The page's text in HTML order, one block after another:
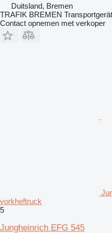
Duitsland, Bremen
TRAFIK BREMEN
Contact opnemen met verkoper
vorkheftruck
5
Jungheinrich EFG 545